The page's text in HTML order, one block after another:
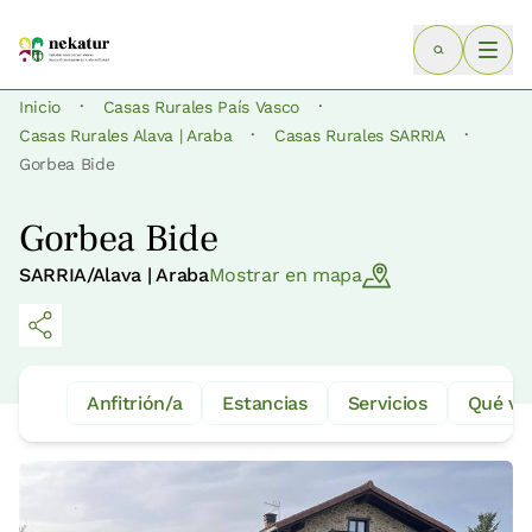
Inicio · Casas Rurales País Vasco ·
Casas Rurales Alava | Araba · Casas Rurales SARRIA ·
Gorbea Bide
Gorbea Bide
SARRIA/Alava | ArabaMostrar en mapa
Anfitrión/a Estancias Servicios Qué